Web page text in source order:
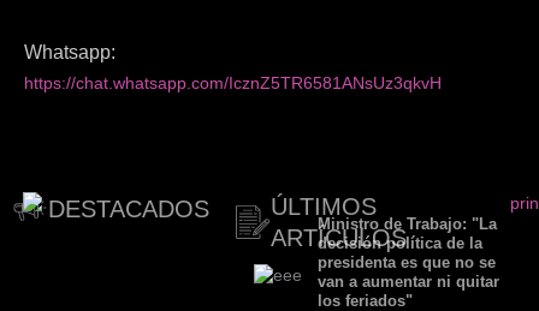
Whatsapp:
https://chat.whatsapp.com/IcznZ5TR6581ANsUz3qkvH
DESTACADOS
ÚLTIMOS
ARTÍCULOS
Ministro de Trabajo: "La
decisión política de la
presidenta es que no se
van a aumentar ni quitar
los feriados"